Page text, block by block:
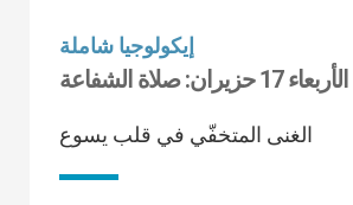
إيكولوجيا شاملة
صلاة الشفاعة
الغنى المتخفّي في قلب يسوع